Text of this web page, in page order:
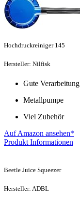
Hochdruckreiniger 145
Hersteller: Nilfisk
Gute Verarbeitung
Metallpumpe
Viel Zubehör
Auf Amazon ansehen*
Produkt Informationen
Beetle Juice Squeezer
Hersteller: ADBL